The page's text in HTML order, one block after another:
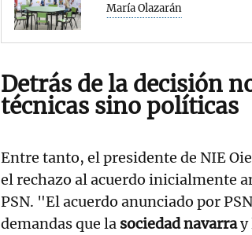
María Olazarán
Detrás de la decisión
técnicas sino políticas
Entre tanto, el presidente de NIE
el rechazo al acuerdo inicialmente
PSN. "El acuerdo anunciado por
demandas que la sociedad navarray